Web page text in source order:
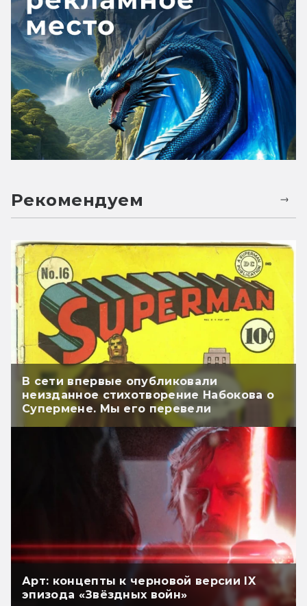
Рекомендуем
В сети впервые опубликовали
неизданное стихотворение Набокова о
Супермене. Мы его перевели
Арт: концепты к черновой версии IX
эпизода «Звёздных войн»